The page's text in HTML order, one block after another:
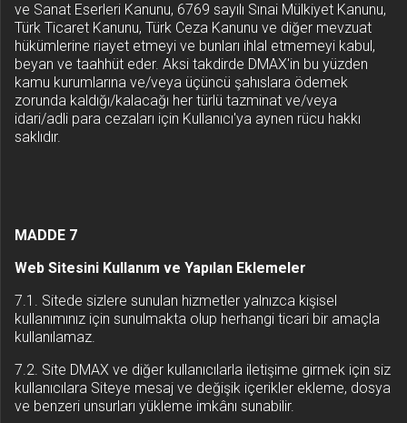
ve Sanat Eserleri Kanunu, 6769 sayılı Sınai Mülkiyet Kanunu,
Türk Ticaret Kanunu, Türk Ceza Kanunu ve diğer mevzuat
hükümlerine riayet etmeyi ve bunları ihlal etmemeyi kabul,
beyan ve taahhüt eder. Aksi takdirde DMAX'in bu yüzden
kamu kurumlarına ve/veya üçüncü şahıslara ödemek
zorunda kaldığı/kalacağı her türlü tazminat ve/veya
idari/adli para cezaları için Kullanıcı'ya aynen rücu hakkı
saklıdır.
MADDE 7
Web Sitesini Kullanım ve Yapılan Eklemeler
7.1. Sitede sizlere sunulan hizmetler yalnızca kişisel
kullanımınız için sunulmakta olup herhangi ticari bir amaçla
kullanılamaz.
7.2. Site DMAX ve diğer kullanıcılarla iletişime girmek için siz
kullanıcılara Siteye mesaj ve değişik içerikler ekleme, dosya
ve benzeri unsurları yükleme imkânı sunabilir.